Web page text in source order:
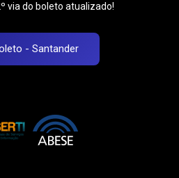
via do boleto atualizado!
- Santander